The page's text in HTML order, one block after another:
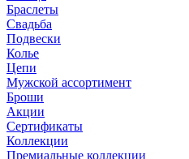
Браслеты
Свадьба
Подвески
Колье
Цепи
Мужской ассортимент
Броши
Акции
Сертификаты
Коллекции
Премиальные коллекции